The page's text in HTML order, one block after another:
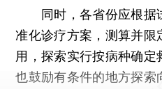
同时，各省份应根据
准化诊疗方案，测算并
用，探索实行按病种确
也鼓励有条件的地方探索